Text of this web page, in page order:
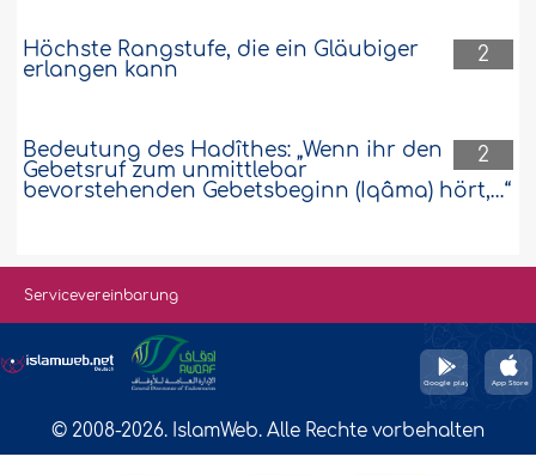
2
Höchste Rangstufe, die ein Gläubiger
erlangen kann
2
Bedeutung des Hadîthes: „Wenn ihr den
Gebetsruf zum unmittlebar
bevorstehenden Gebetsbeginn (Iqâma) hört,…“
Servicevereinbarung
© 2008-2026. IslamWeb. Alle Rechte vorbehalten